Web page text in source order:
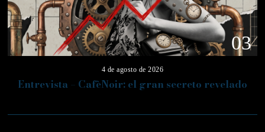
03
4 de agosto de 2026
Entrevista – CafèNoir: el gran secreto revelado